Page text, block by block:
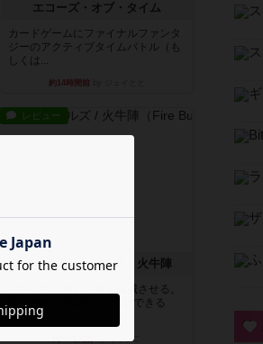
エコーズ・オブ・タイム
カードゲームにファイナルファンタ
ジーのアクティブタイムバトル（も
しくは...
約14時間前
レビュー
ファイアー・ブルズ / 火牛陣
火牛を引き連れて敵を殲滅させる。
縦か斜めで前2列まで攻撃できる
が、自分...
by うらまこ